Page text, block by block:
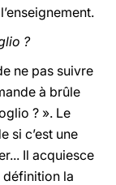
?
ne pas suivre
à brûle
? ». Le
si c’est une
Il acquiesce
définition la